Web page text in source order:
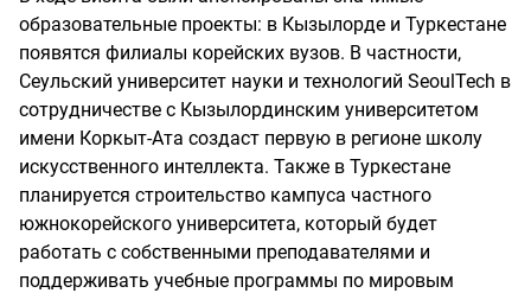
образовательные проекты: в Кызылорде и Туркестане
появятся филиалы корейских вузов. В частности,
Сеульский университет науки и технологий SeoulTech в
сотрудничестве с Кызылординским университетом
имени Коркыт-Ата создаст первую в регионе школу
искусственного интеллекта. Также в Туркестане
планируется строительство кампуса частного
южнокорейского университета, который будет
работать с собственными преподавателями и
поддерживать учебные программы по мировым